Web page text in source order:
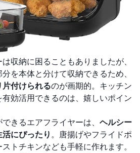
収納に困ることもありましたが、
を本体と分けて収納できるため、
付けられるのが画期的。キッチン
効活用できるのは、嬉しいポイン
きるエアフライヤーは、 ヘルシー
にぴったり 。唐揚げやフライドポ
トチキンなども手軽に作れます。